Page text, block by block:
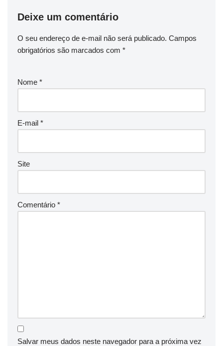
Deixe um comentário
O seu endereço de e-mail não será publicado. Campos
obrigatórios são marcados com *
Nome *
E-mail *
Site
Comentário *
Salvar meus dados neste navegador para a próxima vez